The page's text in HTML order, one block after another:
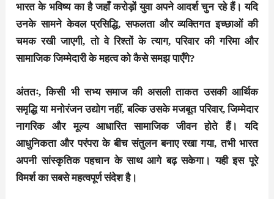
भारत के भविष्य का है जहाँ करोड़ों युवा अपने आदर्श चुन रहे हैं। यदि
उनके सामने केवल प्रसिद्धि, सफलता और व्यक्तिगत इच्छाओं की
चमक रखी जाएगी, तो वे रिश्तों के त्याग, परिवार की गरिमा और
सामाजिक जिम्मेदारी के महत्व को कैसे समझ पाएँगे?
अंततः, किसी भी सभ्य समाज की असली ताकत उसकी आर्थिक
समृद्धि या मनोरंजन उद्योग नहीं, बल्कि उसके मजबूत परिवार, जिम्मेदार
नागरिक और मूल्य आधारित सामाजिक जीवन होते हैं। यदि
आधुनिकता और परंपरा के बीच संतुलन बनाए रखा गया, तभी भारत
अपनी सांस्कृतिक पहचान के साथ आगे बढ़ सकेगा। यही इस पूरे
विमर्श का सबसे महत्वपूर्ण संदेश है।